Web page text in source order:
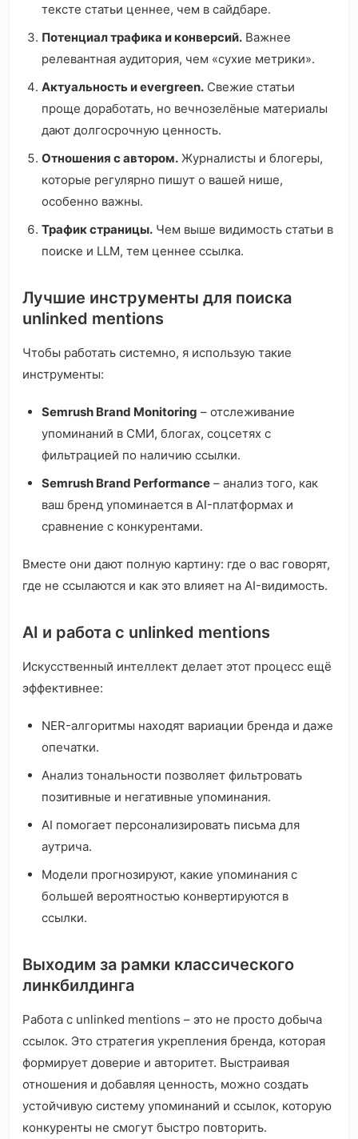
тексте статьи ценнее, чем в сайдбаре.
Потенциал трафика и конверсий. Важнее
релевантная аудитория, чем «сухие метрики».
Актуальность и evergreen. Свежие статьи
проще доработать, но вечнозелёные материалы
дают долгосрочную ценность.
Отношения с автором. Журналисты и блогеры,
которые регулярно пишут о вашей нише,
особенно важны.
Трафик страницы. Чем выше видимость статьи в
поиске и LLM, тем ценнее ссылка.
Лучшие инструменты для поиска
unlinked mentions
Чтобы работать системно, я использую такие
инструменты:
Semrush Brand Monitoring – отслеживание
упоминаний в СМИ, блогах, соцсетях с
фильтрацией по наличию ссылки.
Semrush Brand Performance – анализ того, как
ваш бренд упоминается в AI-платформах и
сравнение с конкурентами.
Вместе они дают полную картину: где о вас говорят,
где не ссылаются и как это влияет на AI-видимость.
AI и работа с unlinked mentions
Искусственный интеллект делает этот процесс ещё
эффективнее:
NER-алгоритмы находят вариации бренда и даже
опечатки.
Анализ тональности позволяет фильтровать
позитивные и негативные упоминания.
AI помогает персонализировать письма для
аутрича.
Модели прогнозируют, какие упоминания с
большей вероятностью конвертируются в
ссылки.
Выходим за рамки классического
линкбилдинга
Работа с unlinked mentions – это не просто добыча
ссылок. Это стратегия укрепления бренда, которая
формирует доверие и авторитет. Выстраивая
отношения и добавляя ценность, можно создать
устойчивую систему упоминаний и ссылок, которую
конкуренты не смогут быстро повторить.